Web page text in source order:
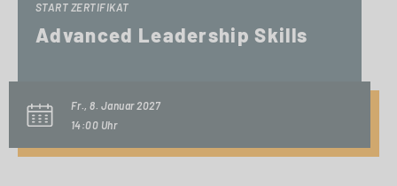
START ZERTIFIKAT
Advanced Leadership Skills
Fr., 8. Januar 2027
14:00 Uhr